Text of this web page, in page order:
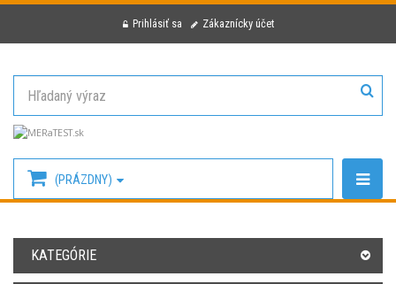
Prihlásiť sa Zákaznícky účet
(PRÁZDNY)
KATEGÓRIE